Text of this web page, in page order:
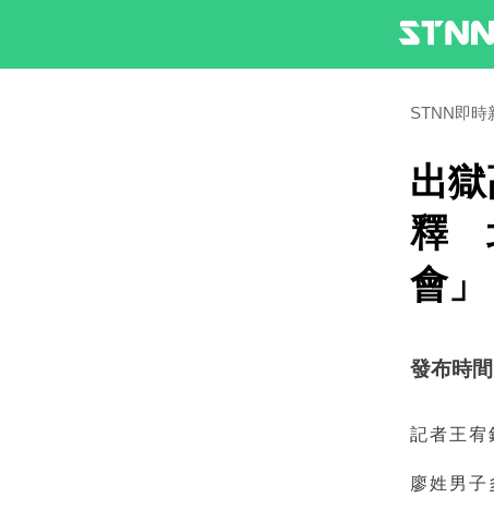
STNN即時
出
釋
會」
發布時
記者王宥
廖姓男